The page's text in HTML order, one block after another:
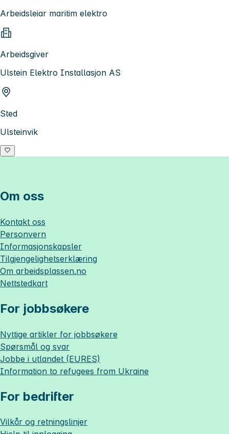
Arbeidsleiar maritim elektro
Arbeidsgiver
Ulstein Elektro Installasjon AS
Sted
Ulsteinvik
Om oss
Kontakt oss
Personvern
Informasjonskapsler
Tilgjengelighetserklæring
Om arbeidsplassen.no
Nettstedkart
For jobbsøkere
Nyttige artikler for jobbsøkere
Spørsmål og svar
Jobbe i utlandet (EURES)
Information to refugees from Ukraine
For bedrifter
Vilkår og retningslinjer